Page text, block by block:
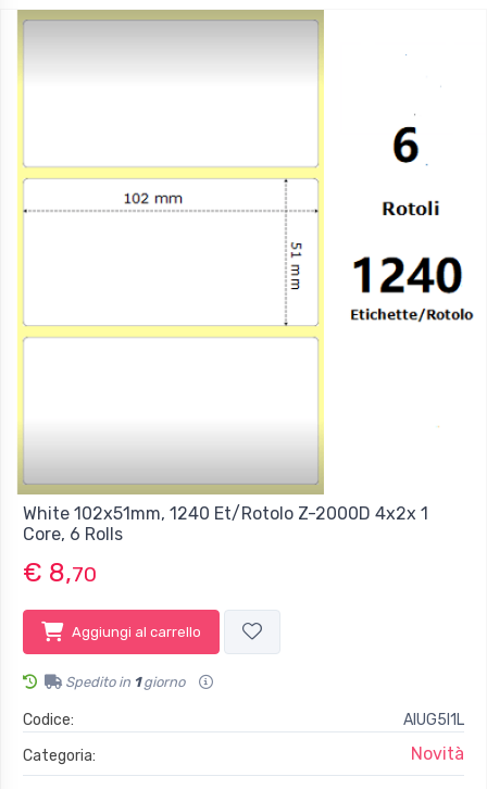
White 102x51mm, 1240 Et/Rotolo Z-2000D 4x2x 1
Core, 6 Rolls
€ 8,70
Aggiungi al carrello
Spedito in 1giorno
Codice:
AIUG5I1L
Categoria:
Novità